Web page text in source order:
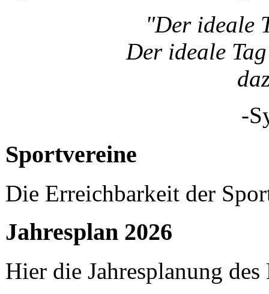
"Der ideale
Der ideale
-
Sportvereine
Die Erreichbarkeit der
Jahresplan 2026
Hier die Jahresplanung